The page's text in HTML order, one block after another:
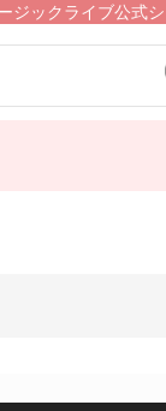
ジックライブ公式